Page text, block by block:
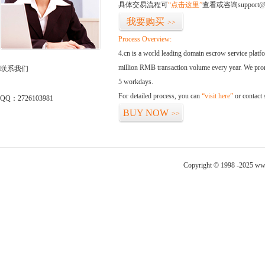
联系我们
QQ：2726103981
具体交易流程可“点击这里”查看或咨询
我要购买 >>
Process Overview:
4.cn is a world leading domain escrow service
million RMB transaction volume every year. We
5 workdays.
For detailed process, you can “visit here” or contact
BUY NOW >>
Copyright © 1998 -2025